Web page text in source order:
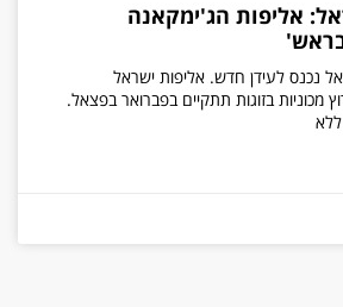
אליפות הג'ימקאנה
נכנס לעידן חדש. אליפות ישראל
מכוניות בזוגות תתקיים בפברואר בפצאל.